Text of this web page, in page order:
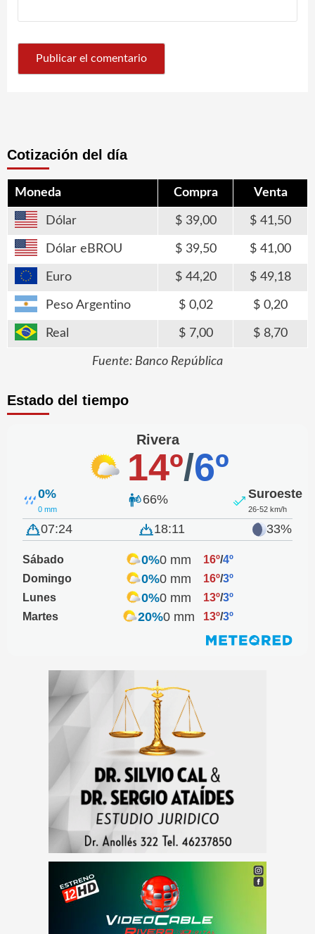
Cotización del día
Moneda Compra Venta
Dólar 39,00 41,50
Dólar eBROU 39,50 41,00
Euro 44,20 49,18
Peso Argentino 0,02 0,20
Real 7,00 8,70
Fuente: Banco República
Estado del tiempo
Rivera
14º/6º
0%
0 mm
66% Suroeste
26-52 km/h
07:24 18:11 33%
Sábado 0%0 mm 16º/4º
Domingo
0%0 mm 16º/3º
Lunes
0%0 mm 13º/3º
Martes
20%0 mm 13º/3º